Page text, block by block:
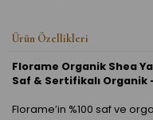
Ürün Özellikleri
Florame Organik Shea
Saf & Sertifikalı Organik
Florame’in %100 saf ve